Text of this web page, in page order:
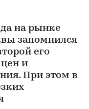
на рынке
запомнился
его
и
При этом в